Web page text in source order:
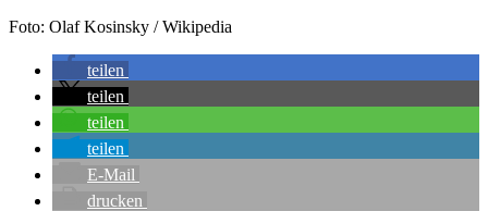
Foto: Olaf Kos­in­sky / Wikipedia
tei­len
tei­len
tei­len
tei­len
E‑Mail
dru­cken